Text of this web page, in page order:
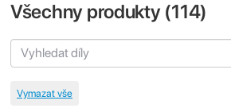
Všechny produkty (114)